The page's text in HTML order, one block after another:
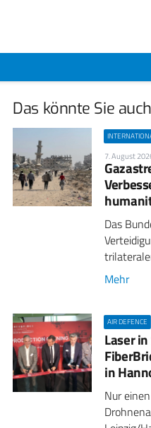
Das könnte Sie
7. August
Das
Mehr
AIR DEFENCE
Laser
in
Nur